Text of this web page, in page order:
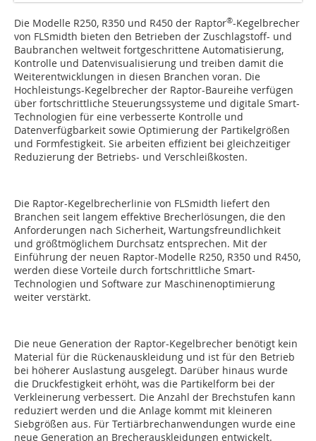
D‌ie Modelle R250, R350 und R450 der Raptor®-Kegelbrecher
von FLSmidth bieten den Betrieben der Zuschlagstoff- und
Baubranchen weltweit fortgeschrittene Automatisierung,
Kontrolle und Datenvisualisierung und treiben damit die
Weiterentwicklungen in diesen Branchen voran. Die
Hochleistungs-Kegelbrecher der Raptor-Baureihe verfügen
über fortschrittliche Steuerungssysteme und digitale Smart-
Technologien für eine verbesserte Kontrolle und
Datenverfügbarkeit sowie Optimierung der Partikelgrößen
und Formfestigkeit. Sie arbeiten effizient bei gleichzeitiger
Reduzierung der Betriebs- und Verschleißkosten.
Die Raptor-Kegelbrecherlinie von FLSmidth liefert den
Branchen seit langem effektive Brecherlösungen, die den
Anforderungen nach Sicherheit, Wartungsfreundlichkeit
und größtmöglichem Durchsatz entsprechen. Mit der
Einführung der neuen Raptor-Modelle R250, R350 und R450,
werden diese Vorteile durch fortschrittliche Smart-
Technologien und Software zur Maschinenoptimierung
weiter verstärkt.
Die neue Generation der Raptor-Kegelbrecher benötigt kein
Material für die Rückenauskleidung und ist für den Betrieb
bei höherer Auslastung ausgelegt. Darüber hinaus wurde
die Druckfestigkeit erhöht, was die Partikelform bei der
Verkleinerung verbessert. Die Anzahl der Brechstufen kann
reduziert werden und die Anlage kommt mit kleineren
Siebgrößen aus. Für Tertiärbrechanwendungen wurde eine
neue Generation an Brecherauskleidungen entwickelt.